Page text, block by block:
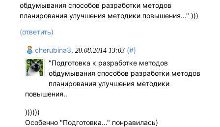
обдумывания способов разработки методов
планирования улучшения методики повышения..." )))
(ответить)
cherubina3,20.08.2014 13:03 (#)
"Подготовка к разработке методов
обдумывания способов разработки методов
планирования улучшения методики
повышения..
))))))
Особенно "Подготовка..." понравилась)